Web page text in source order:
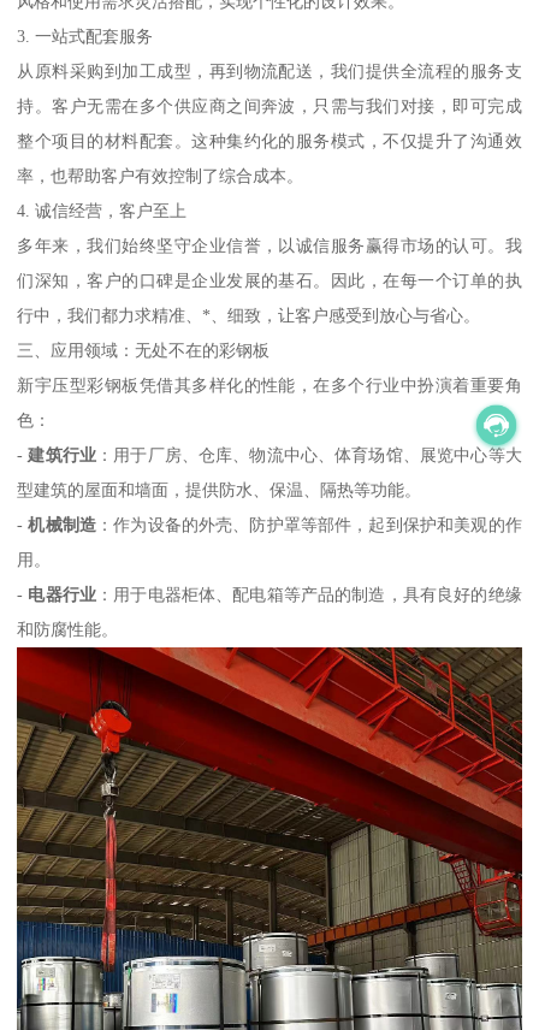
3. 一站式配套服务
从原料采购到加工成型，再到物流配送，我们提供全流程的服务支
持。客户无需在多个供应商之间奔波，只需与我们对接，即可完成
整个项目的材料配套。这种集约化的服务模式，不仅提升了沟通效
率，也帮助客户有效控制了综合成本。
4. 诚信经营，客户至上
多年来，我们始终坚守企业信誉，以诚信服务赢得市场的认可。我
们深知，客户的口碑是企业发展的基石。因此，在每一个订单的执
行中，我们都力求精准、*、细致，让客户感受到放心与省心。
三、应用领域：无处不在的彩钢板
新宇压型彩钢板凭借其多样化的性能，在多个行业中扮演着重要角
色：
-建筑行业 ：用于厂房、仓库、物流中心、体育场馆、展览中心等大
型建筑的屋面和墙面，提供防水、保温、隔热等功能。
-机械制造 ：作为设备的外壳、防护罩等部件，起到保护和美观的作
用。
- 电器行业 ：用于电器柜体、配电箱等产品的制造，具有良好的绝缘
和防腐性能。